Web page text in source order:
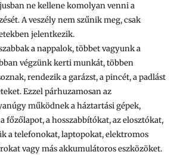
ne kellene komolyan venni a
A veszély nem szűnik meg, csak
jelentkezik.
a nappalok, többet vagyunk a
végzünk kerti munkát, többen
rendezik a garázst, a pincét, a padlást
Ezzel párhuzamosan az
működnek a háztartási gépek,
főzőlapot, a hosszabbítókat, az elosztókat,
a telefonokat, laptopokat, elektromos
vagy más akkumulátoros eszközöket.